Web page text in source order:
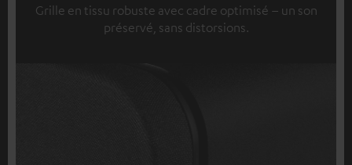
Grille en tissu robuste avec cadre optimisé – un son
préservé, sans distorsions.